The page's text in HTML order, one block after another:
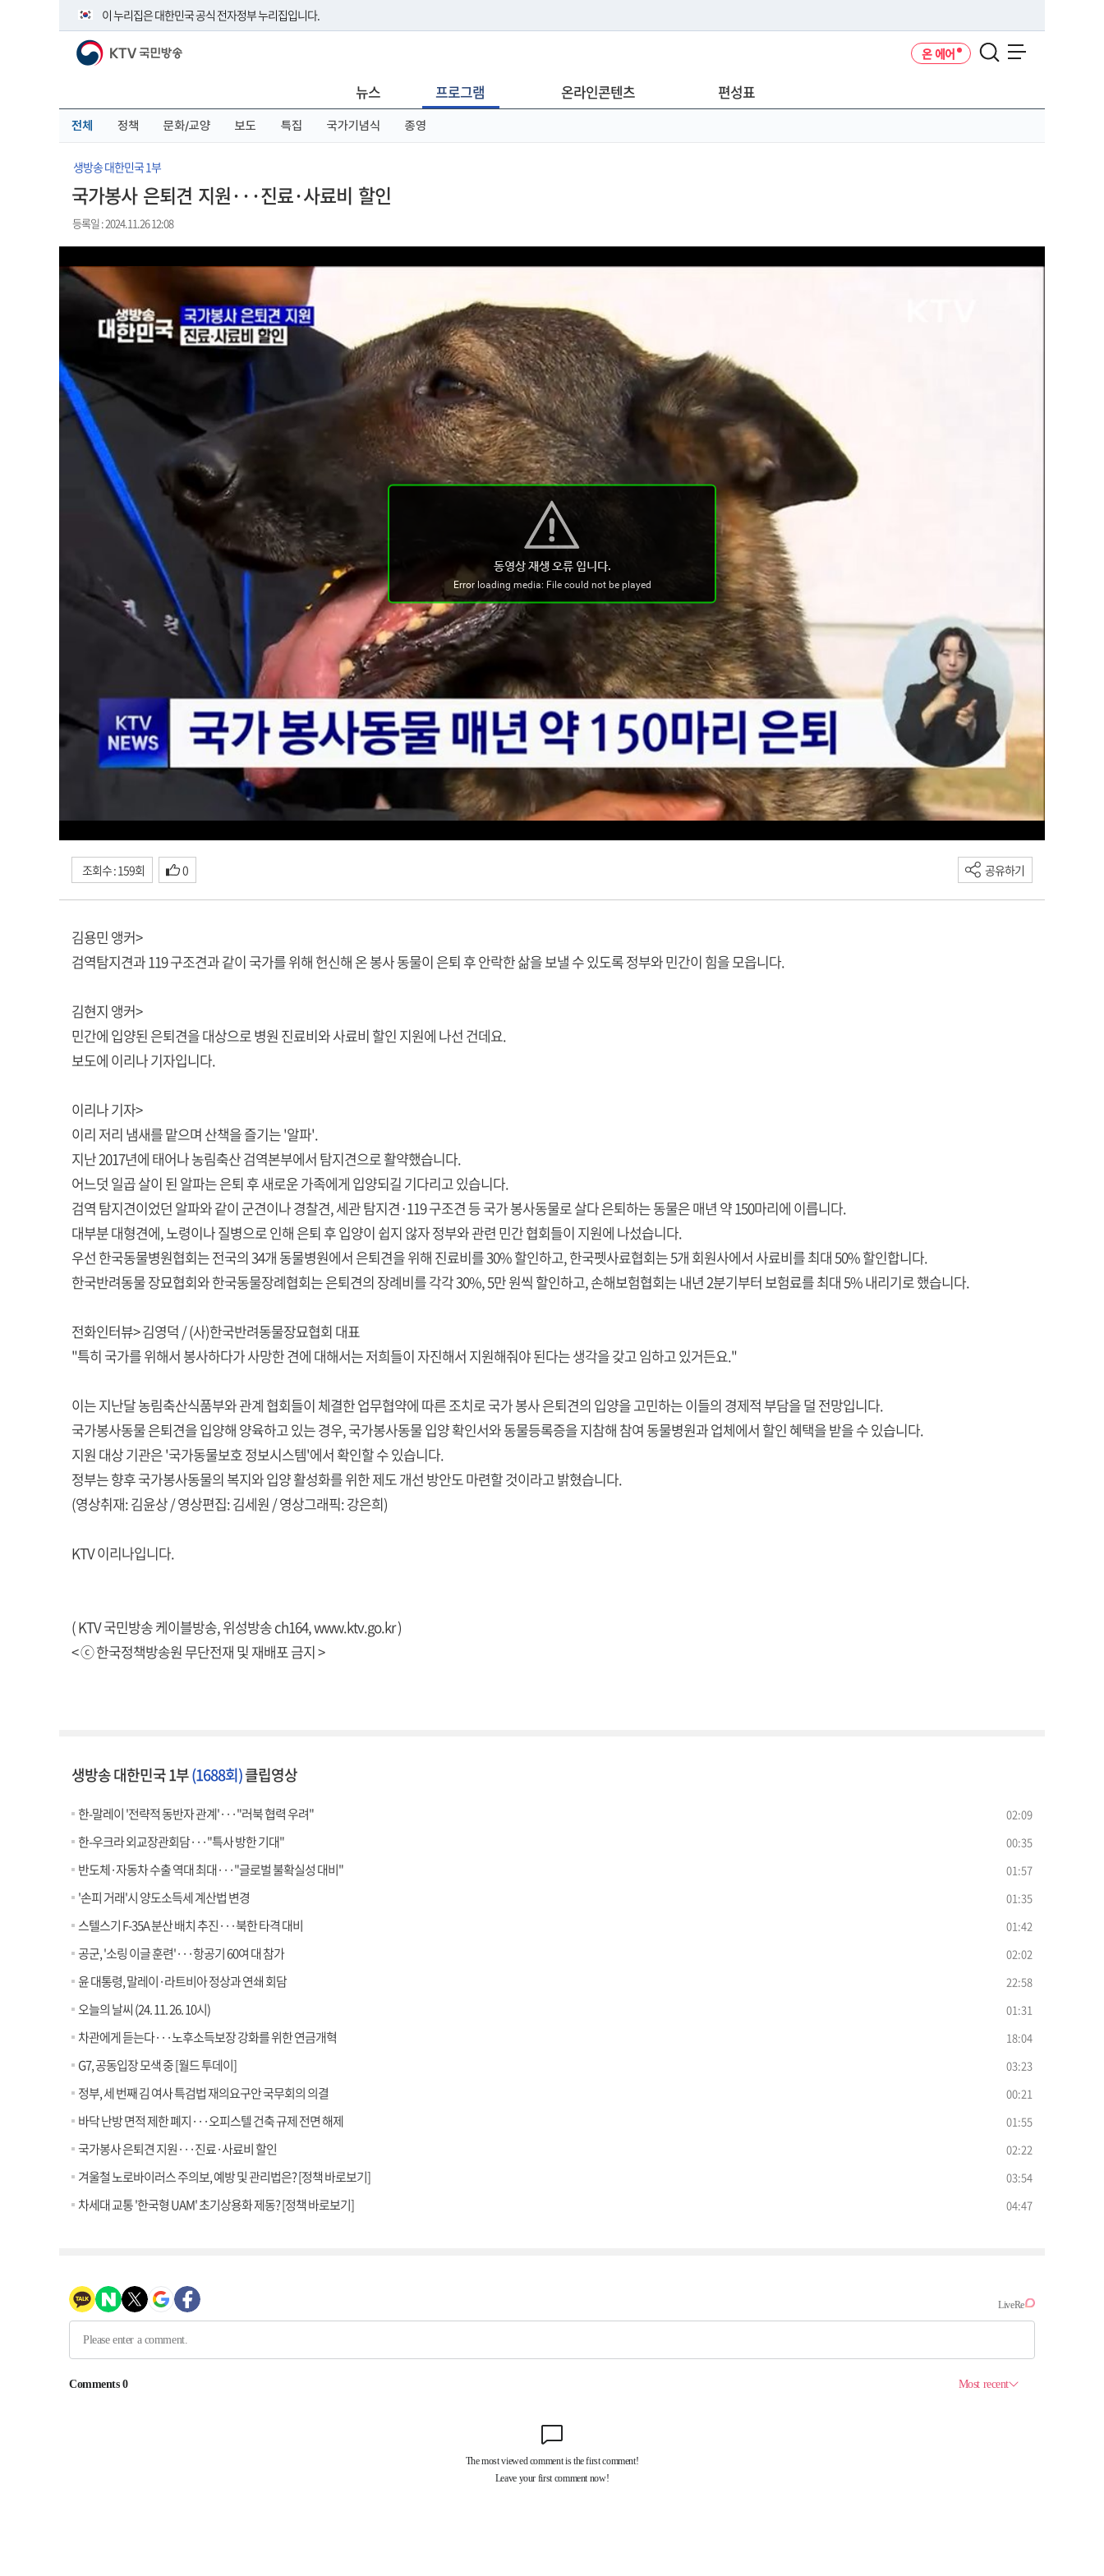
이 누리집은 대한민국 공식 전자정부 누리집입니다.
공식 누리집 주소 확인하기
이밖에 or.kr 또는 .kr등 다른 도메인 주소를 사용하고 있다면 아래 URL에서 도메인 주소를 확인해 보세요
KTV 국민방송 온 에어
뉴스 프로그램 온라인콘텐츠 편성표
전체 정책 문화/교양 보도 특집 국가기념식 종영
생방송 대한민국 1부
국가봉사 은퇴견 지원···진료·사료비 할인
등록일 : 2024.11.26 12:08
조회수 : 159회 0 공유하기
김용민 앵커>
검역탐지견과 119 구조견과 같이 국가를 위해 헌신해 온 봉사 동물이 은퇴 후 안락한 삶을 보낼 수 있도록 정부와 민간이 힘을 모읍니다.
김현지 앵커>
민간에 입양된 은퇴견을 대상으로 병원 진료비와 사료비 할인 지원에 나선 건데요.
보도에 이리나 기자입니다.
이리나 기자>
이리 저리 냄새를 맡으며 산책을 즐기는 '알파'.
지난 2017년에 태어나 농림축산 검역본부에서 탐지견으로 활약했습니다.
어느덧 일곱 살이 된 알파는 은퇴 후 새로운 가족에게 입양되길 기다리고 있습니다.
검역 탐지견이었던 알파와 같이 군견이나 경찰견, 세관 탐지견·119 구조견 등 국가 봉사동물로 살다 은퇴하는 동물은 매년 약 150마리에 이릅니다.
대부분 대형견에, 노령이나 질병으로 인해 은퇴 후 입양이 쉽지 않자 정부와 관련 민간 협회들이 지원에 나섰습니다.
우선 한국동물병원협회는 전국의 34개 동물병원에서 은퇴견을 위해 진료비를 30% 할인하고, 한국펫사료협회는 5개 회원사에서 사료비를 최대 50% 할인합니다.
한국반려동물 장묘협회와 한국동물장례협회는 은퇴견의 장례비를 각각 30%, 5만 원씩 할인하고, 손해보험협회는 내년 2분기부터 보험료를 최대 5% 내리기로 했습니다.
전화인터뷰> 김영덕 / (사)한국반려동물장묘협회 대표
"특히 국가를 위해서 봉사하다가 사망한 견에 대해서는 저희들이 자진해서 지원해줘야 된다는 생각을 갖고 임하고 있거든요."
이는 지난달 농림축산식품부와 관계 협회들이 체결한 업무협약에 따른 조치로 국가 봉사 은퇴견의 입양을 고민하는 이들의 경제적 부담을 덜 전망입니다.
국가봉사동물 은퇴견을 입양해 양육하고 있는 경우, 국가봉사동물 입양 확인서와 동물등록증을 지참해 참여 동물병원과 업체에서 할인 혜택을 받을 수 있습니다.
지원 대상 기관은 '국가동물보호 정보시스템'에서 확인할 수 있습니다.
정부는 향후 국가봉사동물의 복지와 입양 활성화를 위한 제도 개선 방안도 마련할 것이라고 밝혔습니다.
(영상취재: 김윤상 / 영상편집: 김세원 / 영상그래픽: 강은희)
KTV 이리나입니다.
( KTV 국민방송 케이블방송, 위성방송 ch164,www.ktv.go.kr)
< ⓒ 한국정책방송원 무단전재 및 재배포 금지 >
생방송 대한민국 1부(1688회)클립영상
한-말레이 '전략적 동반자 관계'···"러북 협력 우려" 02:09
한-우크라 외교장관회담···"특사 방한 기대" 00:35
반도체·자동차 수출 역대 최대···"글로벌 불확실성 대비" 01:57
'손피 거래'시 양도소득세 계산법 변경 01:35
스텔스기 F-35A 분산 배치 추진···북한 타격 대비 01:42
공군, '소링 이글 훈련'···항공기 60여 대 참가 02:02
윤 대통령, 말레이·라트비아 정상과 연쇄 회담 22:58
오늘의 날씨 (24. 11. 26. 10시) 01:31
차관에게 듣는다···노후소득보장 강화를 위한 연금개혁 18:04
G7, 공동입장 모색 중 [월드 투데이] 03:23
정부, 세 번째 김 여사 특검법 재의요구안 국무회의 의결 00:21
바닥 난방 면적 제한 폐지···오피스텔 건축 규제 전면 해제 01:55
국가봉사 은퇴견 지원···진료·사료비 할인 02:22
겨울철 노로바이러스 주의보, 예방 및 관리법은? [정책 바로보기] 03:54
차세대 교통 '한국형 UAM' 초기상용화 제동? [정책 바로보기] 04:47